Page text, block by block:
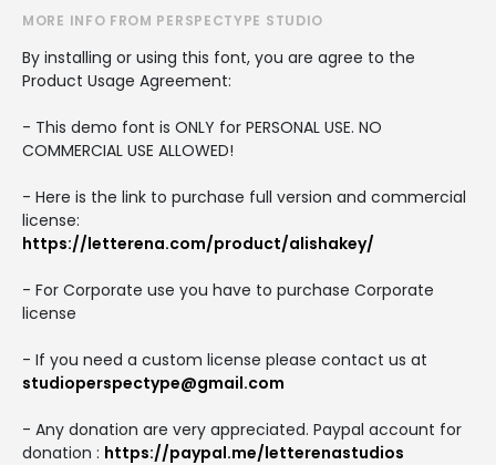
MORE INFO FROM PERSPECTYPE STUDIO
By installing or using this font, you are agree to the
Product Usage Agreement:
- This demo font is ONLY for PERSONAL USE. NO
COMMERCIAL USE ALLOWED!
- Here is the link to purchase full version and commercial
license:
https://letterena.com/product/alishakey/
- For Corporate use you have to purchase Corporate
license
- If you need a custom license please contact us at
studioperspectype@gmail.com
- Any donation are very appreciated. Paypal account for
donation : https://paypal.me/letterenastudios